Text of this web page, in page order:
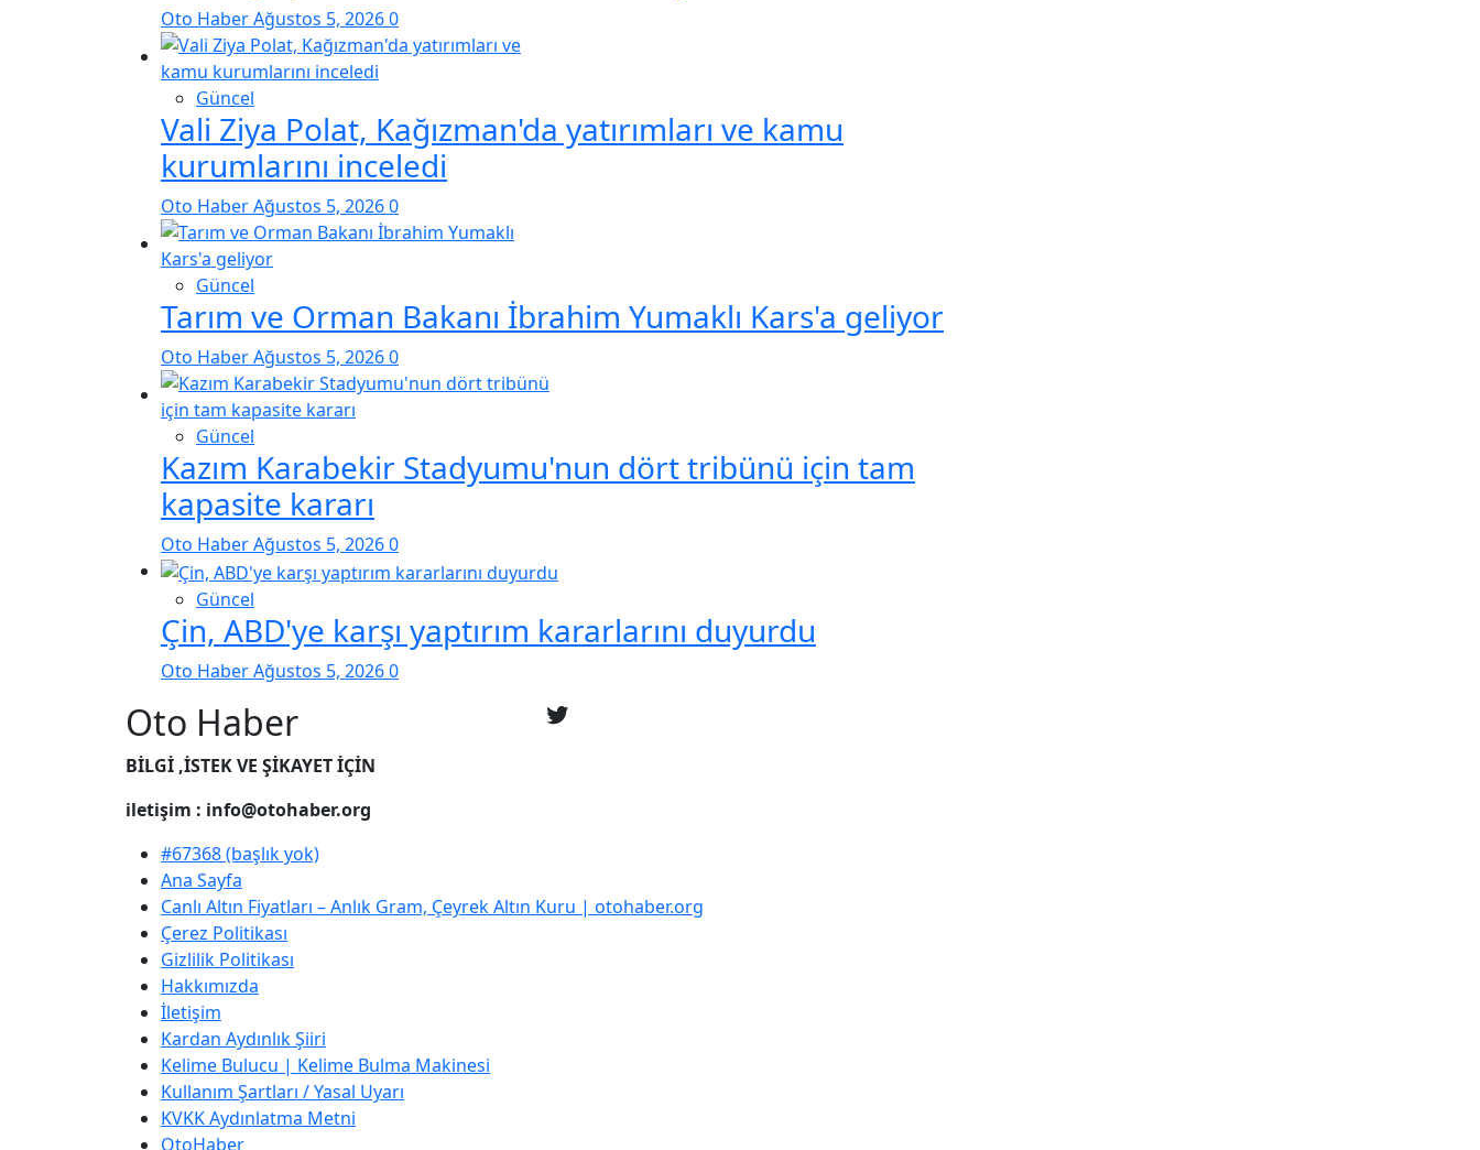
Oto HaberAğustos 5, 20260
Güncel
Vali Ziya Polat, Kağızman'da yatırımları ve kamu
kurumlarını inceledi
Oto HaberAğustos 5, 20260
Güncel
Tarım ve Orman Bakanı İbrahim Yumaklı Kars'a geliyor
Oto HaberAğustos 5, 20260
Güncel
Kazım Karabekir Stadyumu'nun dört tribünü için tam
kapasite kararı
Oto HaberAğustos 5, 20260
Güncel
Çin, ABD'ye karşı yaptırım kararlarını duyurdu
Oto HaberAğustos 5, 20260
Oto Haber
BİLGİ ,İSTEK VE ŞİKAYET İÇİN
iletişim : info@otohaber.org
#67368 (başlık yok)
Ana Sayfa
Canlı Altın Fiyatları – Anlık Gram, Çeyrek Altın Kuru | otohaber.org
Çerez Politikası
Gizlilik Politikası
Hakkımızda
İletişim
Kardan Aydınlık Şiiri
Kelime Bulucu | Kelime Bulma Makinesi
Kullanım Şartları / Yasal Uyarı
KVKK Aydınlatma Metni
OtoHaber